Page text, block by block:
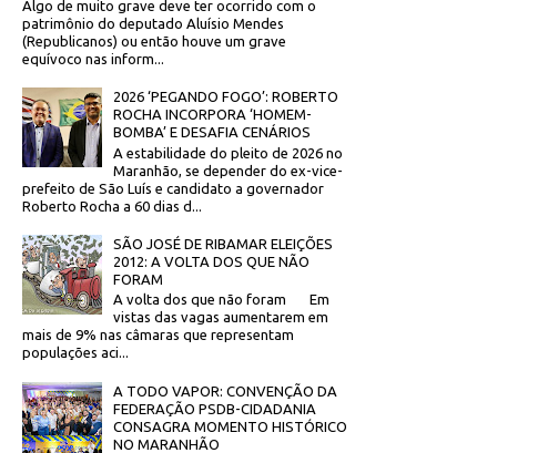
Algo de muito grave deve ter ocorrido com o
patrimônio do deputado Aluísio Mendes
(Republicanos) ou então houve um grave
equívoco nas inform...
2026 ‘PEGANDO FOGO’: ROBERTO
ROCHA INCORPORA ‘HOMEM-
BOMBA’ E DESAFIA CENÁRIOS
A estabilidade do pleito de 2026 no
Maranhão, se depender do ex-vice-
prefeito de São Luís e candidato a governador
Roberto Rocha a 60 dias d...
SÃO JOSÉ DE RIBAMAR ELEIÇÕES
2012: A VOLTA DOS QUE NÃO
FORAM
A volta dos que não foram Em
vistas das vagas aumentarem em
mais de 9% nas câmaras que representam
populações aci...
A TODO VAPOR: CONVENÇÃO DA
FEDERAÇÃO PSDB-CIDADANIA
CONSAGRA MOMENTO HISTÓRICO
NO MARANHÃO